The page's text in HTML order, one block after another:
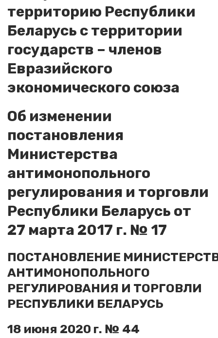
территорию Республики
Беларусь с территории
государств – членов
Евразийского
экономического союза
Об изменении
постановления
Министерства
антимонопольного
регулирования и торговли
Республики Беларусь от
27 марта 2017 г. № 17
ПОСТАНОВЛЕНИЕ
АНТИМОНОПОЛЬНОГО
РЕГУЛИРОВАНИЯ И ТОРГОВЛИ
РЕСПУБЛИКИ БЕЛАРУСЬ
18 июня 2020 г. № 44